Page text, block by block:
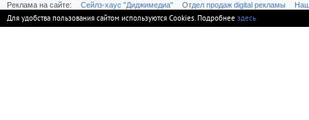
Реклама на сайте:
Cейлз-хаус "Диджимедиа" Отдел продаж digital рекламы
Для удобства пользования сайтом используются Cookies. Подробнее здесь